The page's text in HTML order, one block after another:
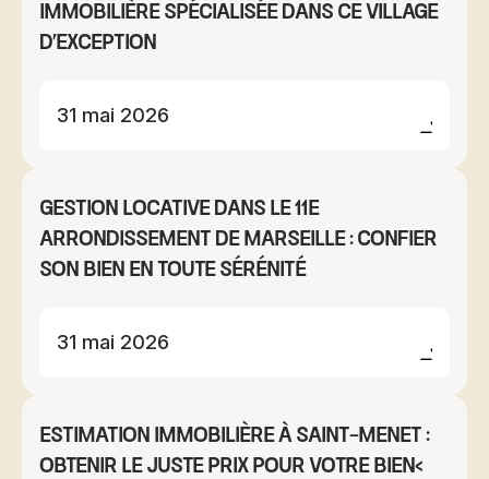
immobilière spécialisée dans ce village
d'exception
31 mai 2026
Gestion locative dans le 11e
arrondissement de Marseille : confier
son bien en toute sérénité
31 mai 2026
Estimation immobilière à Saint-Menet :
obtenir le juste prix pour votre bien<